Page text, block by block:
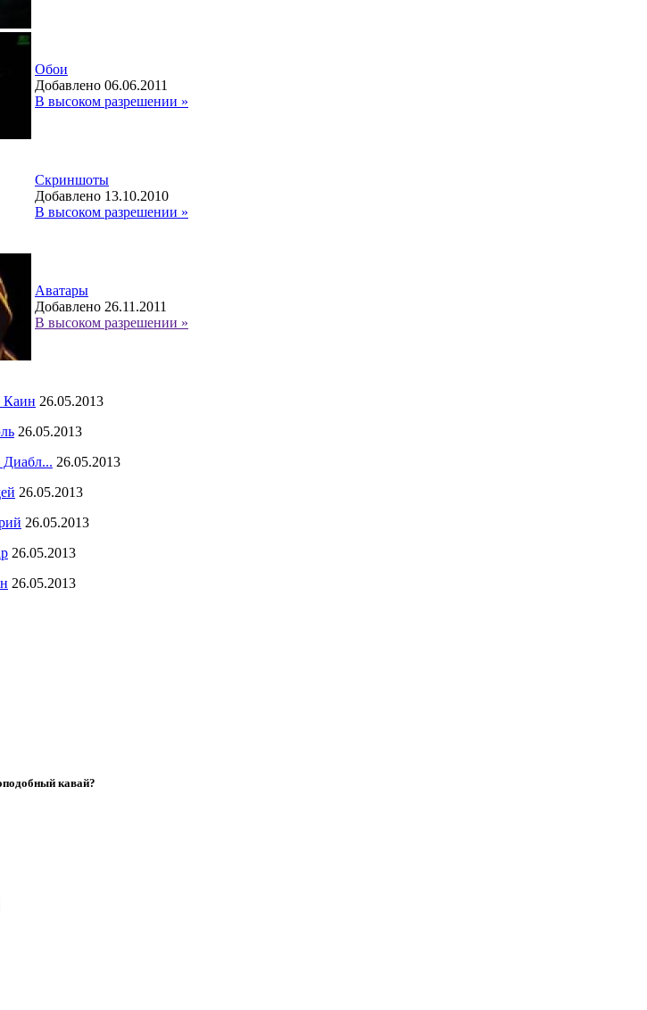
Обои
Добавлено 06.06.2011
В высоком разрешении »
Скриншоты
Добавлено 13.10.2010
В высоком разрешении »
Аватары
Добавлено 26.11.2011
В высоком разрешении »
Каин 26.05.2013
26.05.2013
26.05.2013
26.05.2013
26.05.2013
26.05.2013
26.05.2013
кавай?